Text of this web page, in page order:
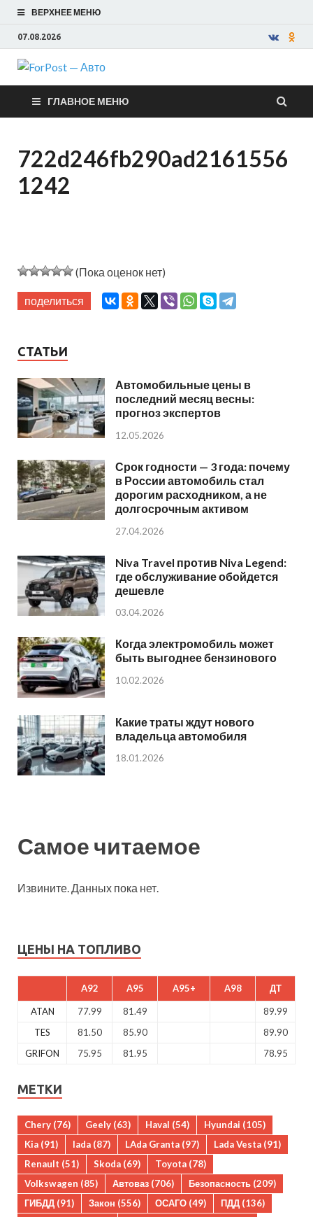
ВЕРХНЕЕ МЕНЮ
07.08.2026
ForPost —
Авто
ГЛАВНОЕ МЕНЮ
722d246fb290ad2161556
1242
(Пока оценок нет)
поделиться
СТАТЬИ
Автомобильные цены в
последний месяц весны:
прогноз экспертов
12.05.2026
Срок годности — 3 года: почему
в России автомобиль стал
дорогим расходником, а не
долгосрочным активом
27.04.2026
Niva Travel против Niva Legend:
где обслуживание обойдется
дешевле
03.04.2026
Когда электромобиль может
быть выгоднее бензинового
10.02.2026
Какие траты ждут нового
владельца автомобиля
18.01.2026
Самое читаемое
Извините. Данных пока нет.
ЦЕНЫ НА ТОПЛИВО
A92 A95 A95+ A98 ДТ
ATAN 77.99 81.49
89.99
TES
81.50 85.90
89.90
GRIFON
75.95 81.95 78.95
МЕТКИ
Chery (76) Geely (63) Haval (54) Hyundai (105)
Kia (91) lada (87) LAda Granta (97) Lada Vesta (91)
Renault (51) Skoda (69) Toyota (78)
Volkswagen (85) Автоваз (706) Безопасность (209)
ГИБДД (91) Закон (556) ОСАГО (49) ПДД (136)